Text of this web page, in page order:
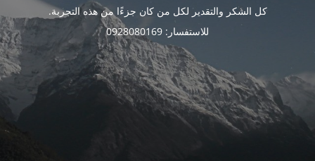
كل الشكر والتقدير لكل من كان جزءًا من هذه التجربة.
للاستفسار: 0928080169